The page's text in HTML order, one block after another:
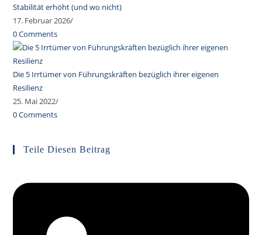
Stabilität erhöht (und wo nicht)
17. Februar 2026/
0 Comments
Die 5 Irrtümer von Führungskräften bezüglich ihrer eigenen
Resilienz
25. Mai 2022/
0 Comments
Teile Diesen Beitrag